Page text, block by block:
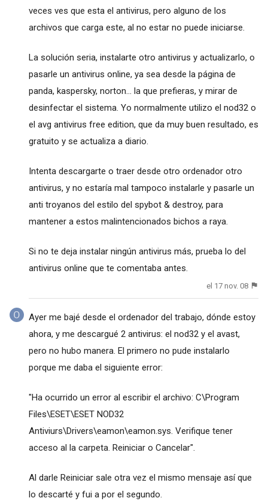
veces ves que esta el antivirus, pero alguno de los
archivos que carga este, al no estar no puede iniciarse.
La solución seria, instalarte otro antivirus y actualizarlo, o
pasarle un antivirus online, ya sea desde la página de
panda, kaspersky, norton... la que prefieras, y mirar de
desinfectar el sistema. Yo normalmente utilizo el nod32 o
el avg antivirus free edition, que da muy buen resultado, es
gratuito y se actualiza a diario.
Intenta descargarte o traer desde otro ordenador otro
antivirus, y no estaría mal tampoco instalarle y pasarle un
anti troyanos del estilo del spybot & destroy, para
mantener a estos malintencionados bichos a raya.
Si no te deja instalar ningún antivirus más, prueba lo del
antivirus online que te comentaba antes.
el 17 nov. 08
Ayer me bajé desde el ordenador del trabajo, dónde estoy
ahora, y me descargué 2 antivirus: el nod32 y el avast,
pero no hubo manera. El primero no pude instalarlo
porque me daba el siguiente error:
"Ha ocurrido un error al escribir el archivo: C\Program
Files\ESET\ESET NOD32
Antiviurs\Drivers\eamon\eamon.sys. Verifique tener
acceso al la carpeta. Reiniciar o Cancelar".
Al darle Reiniciar sale otra vez el mismo mensaje así que
lo descarté y fui a por el segundo.